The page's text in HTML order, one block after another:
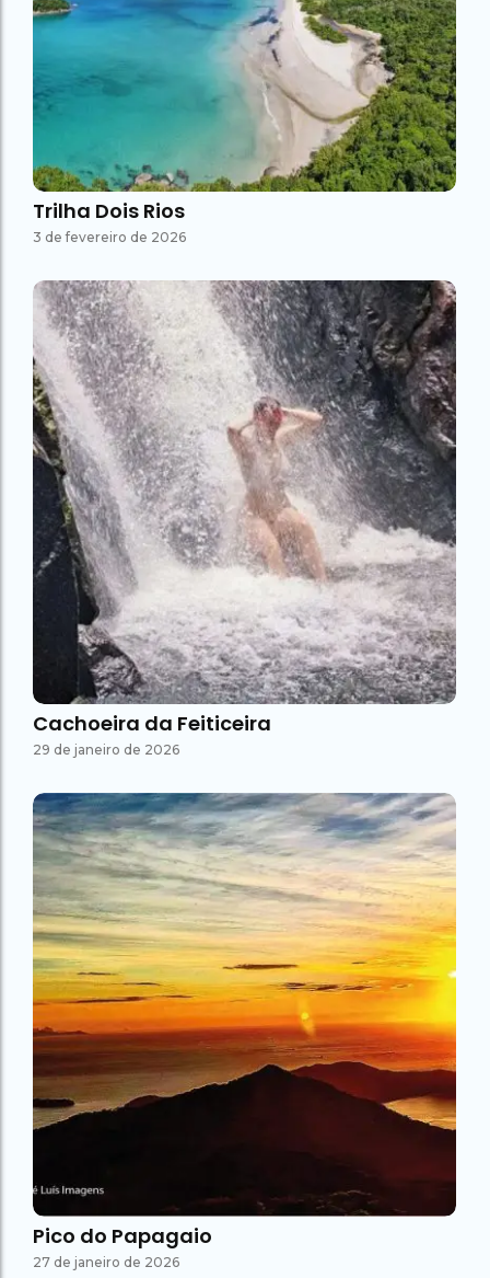
Trilha Dois Rios
3 de fevereiro de 2026
Cachoeira da Feiticeira
29 de janeiro de 2026
Pico do Papagaio
27 de janeiro de 2026